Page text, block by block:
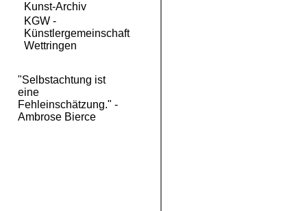
Kunst-Archiv
KGW -
Künstlergemeinschaft
Wettringen
"Selbstachtung ist
eine
Fehleinschätzung." -
Ambrose Bierce